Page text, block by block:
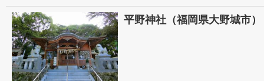
平野神社（福岡県大野城市）